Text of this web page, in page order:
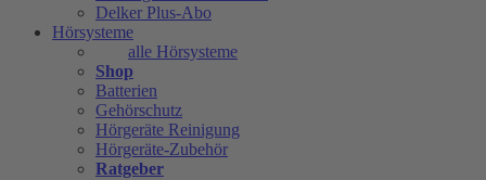
Delker Plus-Abo
Hörsysteme
alle Hörsysteme
Shop
Batterien
Gehörschutz
Hörgeräte Reinigung
Hörgeräte-Zubehör
Ratgeber